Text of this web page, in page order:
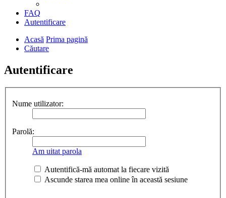
FAQ
Autentificare
Acasă Prima pagină
Căutare
Autentificare
Nume utilizator:
Parolă:
Am uitat parola
Autentifică-mă automat la fiecare vizită
Ascunde starea mea online în această sesiune